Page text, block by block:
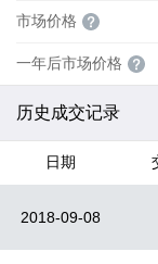
市场价格
一年后市场价格
历史成交记录
日期
2018-09-08